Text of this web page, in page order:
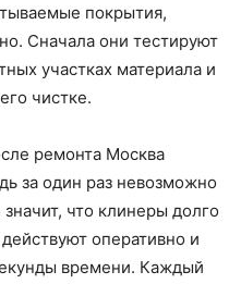
покрытия,
Сначала они тестируют
участках материала и
чистке.
ремонта Москва
за один раз невозможно
что клинеры долго
оперативно и
времени. Каждый